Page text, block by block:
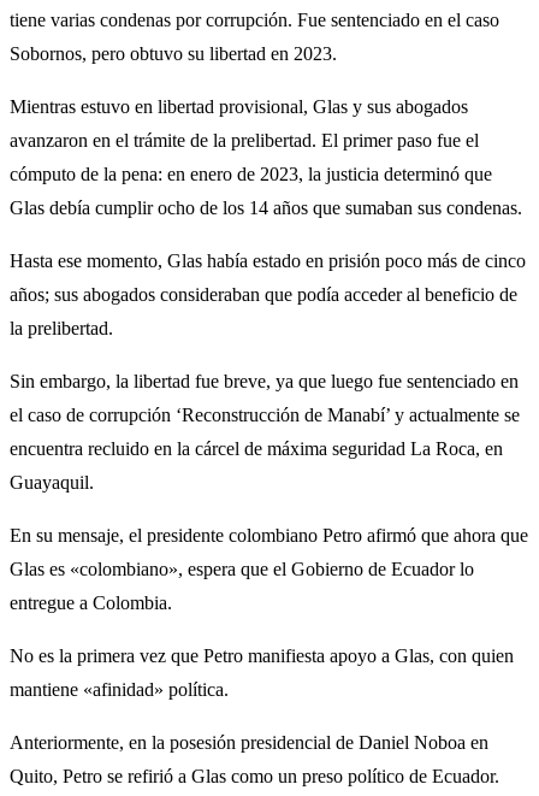
tiene varias condenas por corrupción. Fue sentenciado en el caso
Sobornos, pero obtuvo su libertad en 2023.
Mientras estuvo en libertad provisional, Glas y sus abogados
avanzaron en el trámite de la prelibertad. El primer paso fue el
cómputo de la pena: en enero de 2023, la justicia determinó que
Glas debía cumplir ocho de los 14 años que sumaban sus condenas.
Hasta ese momento, Glas había estado en prisión poco más de cinco
años; sus abogados consideraban que podía acceder al beneficio de
la prelibertad.
Sin embargo, la libertad fue breve, ya que luego fue sentenciado en
el caso de corrupción ‘Reconstrucción de Manabí’ y actualmente se
encuentra recluido en la cárcel de máxima seguridad La Roca, en
Guayaquil.
En su mensaje, el presidente colombiano Petro afirmó que ahora que
Glas es «colombiano», espera que el Gobierno de Ecuador lo
entregue a Colombia.
No es la primera vez que Petro manifiesta apoyo a Glas, con quien
mantiene «afinidad» política.
Anteriormente, en la posesión presidencial de Daniel Noboa en
Quito, Petro se refirió a Glas como un preso político de Ecuador.